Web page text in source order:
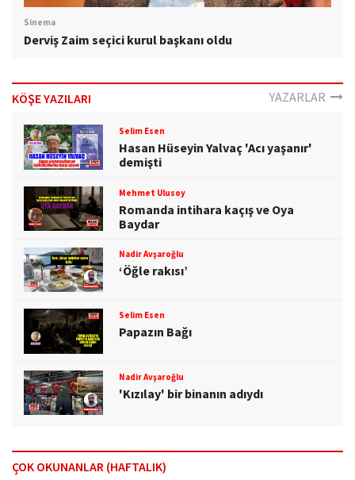
Sinema
Derviş Zaim seçici kurul başkanı oldu
KÖŞE YAZILARI YAZARLAR
Selim Esen
Hasan Hüseyin Yalvaç 'Acı yaşanır'
demişti
Mehmet Ulusoy
Romanda intihara kaçış ve Oya
Baydar
Nadir Avşaroğlu
‘Öğle rakısı’
Selim Esen
Papazın Bağı
Nadir Avşaroğlu
'Kızılay' bir binanın adıydı
ÇOK OKUNANLAR (HAFTALIK)